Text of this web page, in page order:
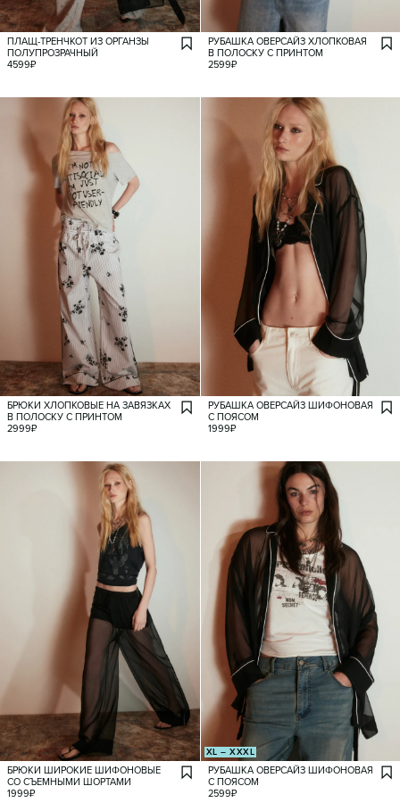
ПЛАЩ-ТРЕНЧКОТ ИЗ ОРГАНЗЫ
ПОЛУПРОЗРАЧНЫЙ
4599₽
РУБАШКА ОВЕРСАЙЗ ХЛОПКОВАЯ
В ПОЛОСКУ С ПРИНТОМ
2599₽
БРЮКИ ХЛОПКОВЫЕ НА ЗАВЯЗКАХ
В ПОЛОСКУ С ПРИНТОМ
2999₽
РУБАШКА ОВЕРСАЙЗ ШИФОНОВАЯ
С ПОЯСОМ
1999₽
БРЮКИ ШИРОКИЕ ШИФОНОВЫЕ
СО СЪЕМНЫМИ ШОРТАМИ
1999₽
XL – XXXL
РУБАШКА ОВЕРСАЙЗ ШИФОНОВАЯ
С ПОЯСОМ
2599₽